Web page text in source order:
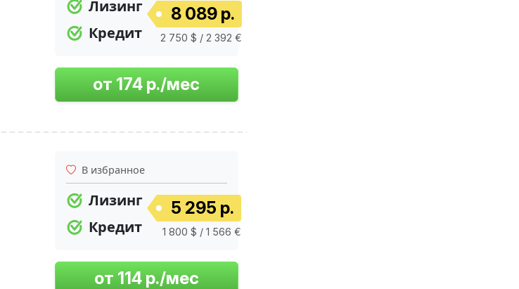
Лизинг
Кредит
8 089 р.
2 750 $ / 2 392 €
В избранное
Лизинг
Кредит
5 295 р.
1 800 $ / 1 566 €